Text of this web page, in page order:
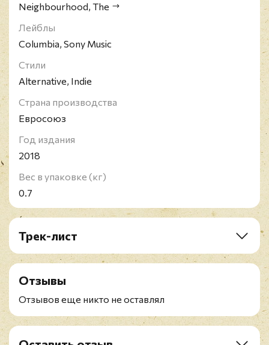
Neighbourhood, The
Лейблы
Columbia, Sony Music
Стили
Alternative, Indie
Страна производства
Евросоюз
Год издания
2018
Вес в упаковке (кг)
0.7
Трек-лист
A1. Flowers
A2. Scary Love
A3. Nervous
B1. Void
B3. Blue
C1. Sadderdaze
Отзывы
Отзывов еще никто не оставлял